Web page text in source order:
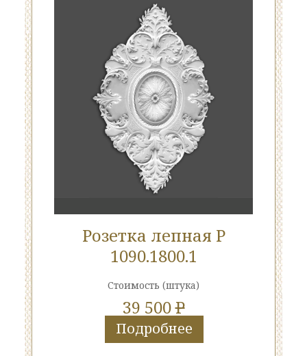
Розетка лепная Р
1090.1800.1
Стоимость (штука)
39 500P
Подробнее